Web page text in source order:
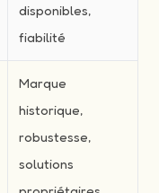
disponibles,
fiabilité
Marque
historique,
robustesse,
solutions